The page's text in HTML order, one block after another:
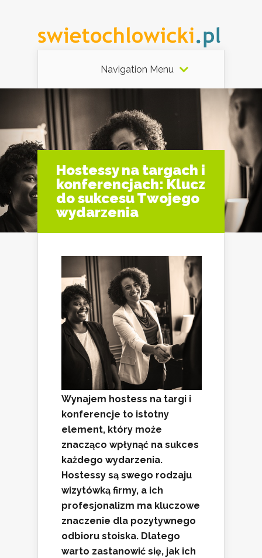
Navigation Menu
Hostessy na targach i
konferencjach: Klucz
do sukcesu Twojego
wydarzenia
Wynajem hostess na targi i
konferencje to istotny
element, który może
znacząco wpłynąć na sukces
każdego wydarzenia.
Hostessy są swego rodzaju
wizytówką firmy, a ich
profesjonalizm ma kluczowe
znaczenie dla pozytywnego
odbioru stoiska. Dlatego
warto zastanowić się, jak ich